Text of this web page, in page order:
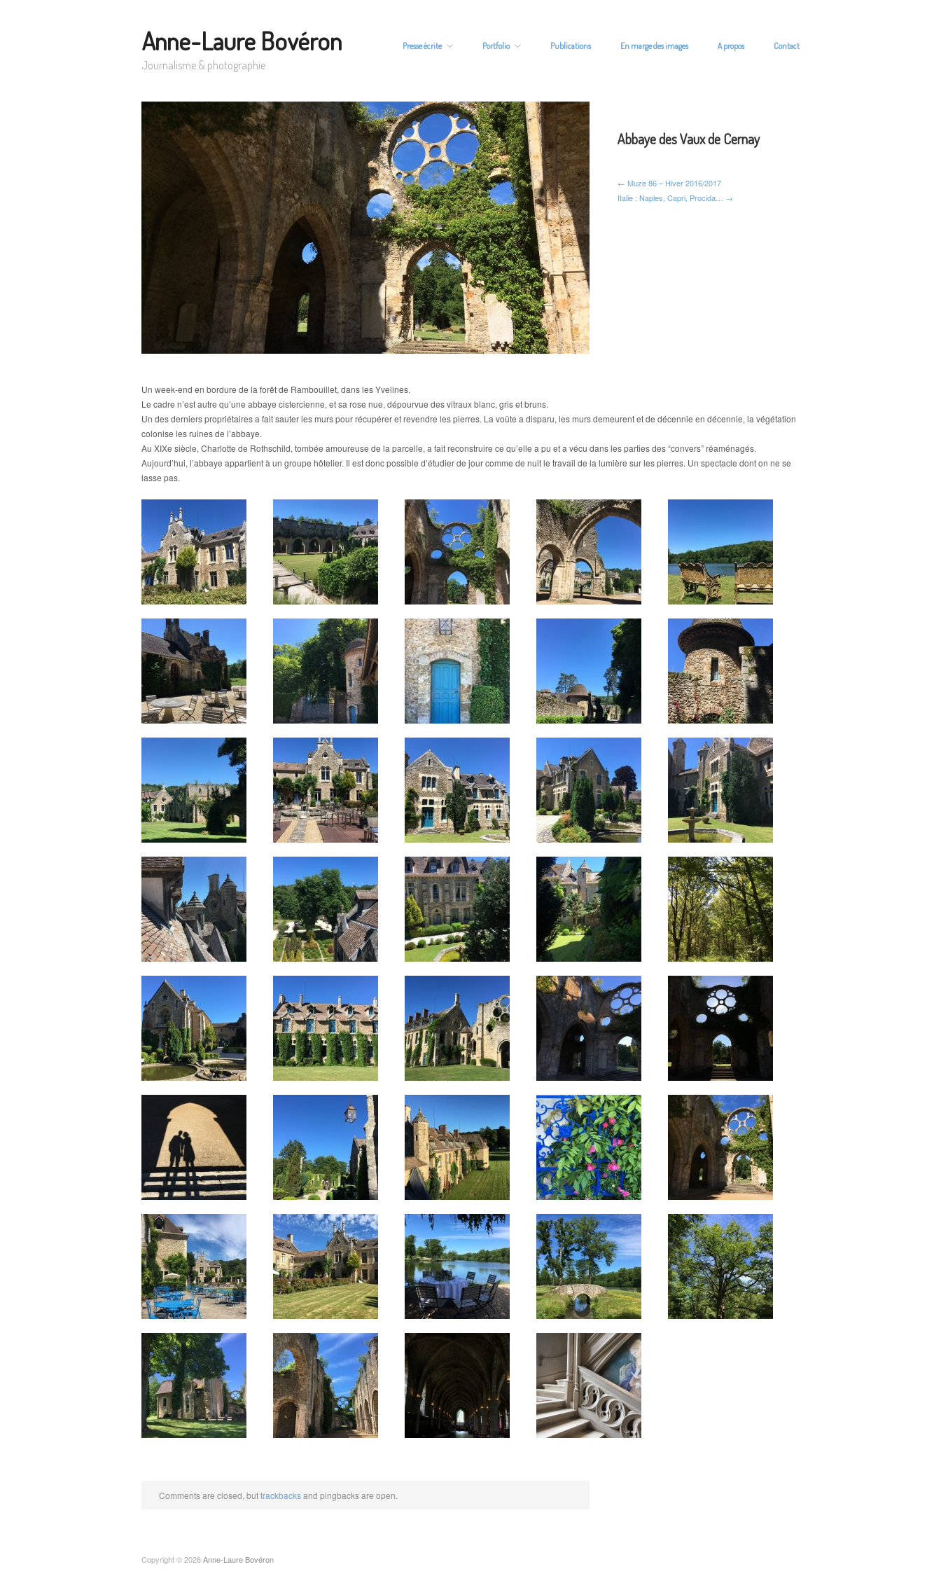
Anne-Laure Bovéron
Journalisme & photographie
Presse écrite Portfolio Publications En marge des images A propos Contact
Abbaye des Vaux de Cernay
← Muze 86 – Hiver 2016/2017
Italie : Naples, Capri, Procida… →
Un week-end en bordure de la forêt de Rambouillet, dans les Yvelines.
Le cadre n’est autre qu’une abbaye cistercienne, et sa rose nue, dépourvue des vitraux blanc, gris et bruns.
Un des derniers propriétaires a fait sauter les murs pour récupérer et revendre les pierres. La voûte a disparu, les murs demeurent et de décennie en décennie, la végétation
colonise les ruines de l’abbaye.
Au XIXe siècle, Charlotte de Rothschild, tombée amoureuse de la parcelle, a fait reconstruire ce qu’elle a pu et a vécu dans les parties des “convers” réaménagés.
Aujourd’hui, l’abbaye appartient à un groupe hôtelier. Il est donc possible d’étudier de jour comme de nuit le travail de la lumière sur les pierres. Un spectacle dont on ne se
lasse pas.
Comments are closed, buttrackbacksand pingbacks are open.
Copyright © 2026Anne-Laure Bovéron